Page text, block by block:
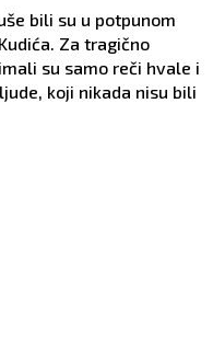
bili su u potpunom
Za tragično
su samo reči hvale i
koji nikada nisu bili